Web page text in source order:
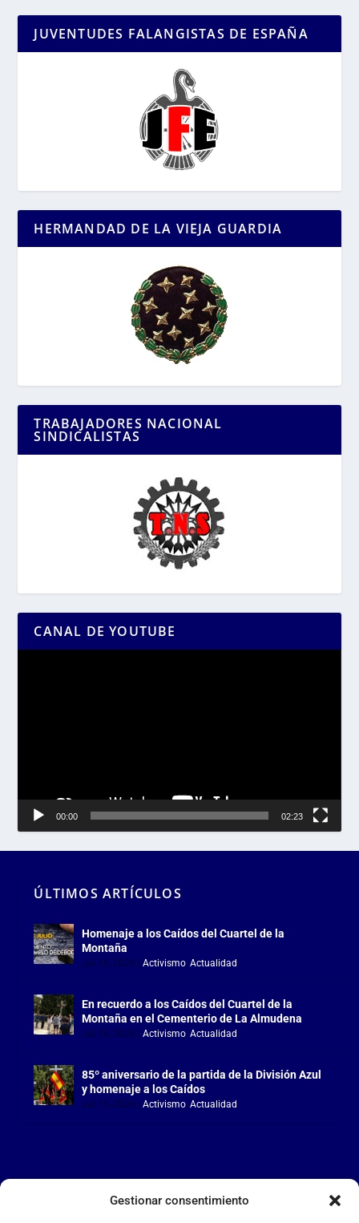
Gestionar consentimiento
JUVENTUDES FALANGISTAS DE ESPAÑA
HERMANDAD DE LA VIEJA GUARDIA
TRABAJADORES NACIONAL
SINDICALISTAS
CANAL DE YOUTUBE
00:00 02:23
ÚLTIMOS ARTÍCULOS
Homenaje a los Caídos del Cuartel de la
Montaña
Jul 18, 2026 |Activismo,Actualidad
En recuerdo a los Caídos del Cuartel de la
Montaña en el Cementerio de La Almudena
Jul 18, 2026 |Activismo,Actualidad
85º aniversario de la partida de la División Azul
y homenaje a los Caídos
Jul 15, 2026 |Activismo,Actualidad
LA FALANGE